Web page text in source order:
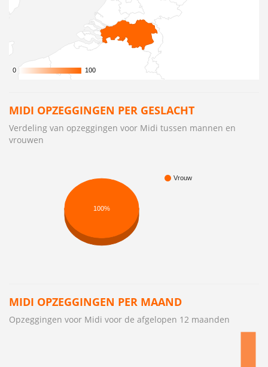
0
0 100
100
MIDI OPZEGGINGEN PER GESLACHT
Verdeling van opzeggingen voor Midi tussen mannen en
vrouwen
Vrouw
100%
MIDI OPZEGGINGEN PER MAAND
Opzeggingen voor Midi voor de afgelopen 12 maanden